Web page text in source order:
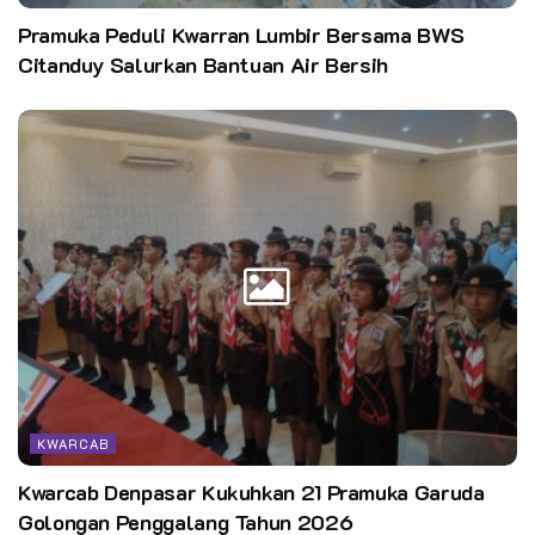
Pramuka Peduli Kwarran Lumbir Bersama BWS
Citanduy Salurkan Bantuan Air Bersih
KWARCAB
Kwarcab Denpasar Kukuhkan 21 Pramuka Garuda
Golongan Penggalang Tahun 2026